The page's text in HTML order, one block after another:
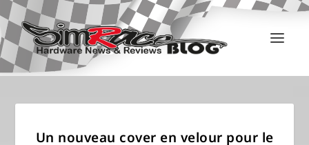
Un nouveau cover en velour pour le